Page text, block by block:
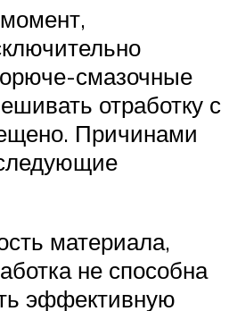
смазочные
отработку с
Причинами
материала,
не способна
эффективную